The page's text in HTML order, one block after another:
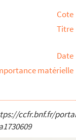
Cote
Titre
Date
matérielle
ccfr.bnf.fr/